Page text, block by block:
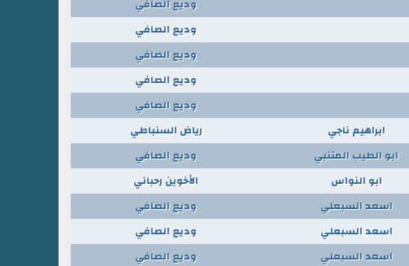
وديع الصافي
وديع الصافي
وديع الصافي
وديع الصافي
وديع الصافي
ابراهيم ناجي رياض السنباطي
ابو الطيب المتنبي وديع الصافي
ابو النواس الأخوين رحباني
اسعد السبعلي وديع الصافي
اسعد السبعلي وديع الصافي
اسعد السبعلي وديع الصافي